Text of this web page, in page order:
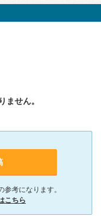
ません。
考になります。
こちら